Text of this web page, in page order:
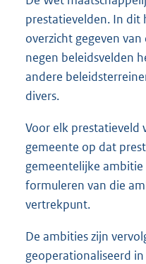
prestatievelden. In
overzicht gegeven
negen beleidsvelden
andere
divers.
Voor elk prestatieveld
gemeente op dat
gemeentelijke
formuleren van die
vertrekpunt.
De ambities zijn
geoperationaliseerd